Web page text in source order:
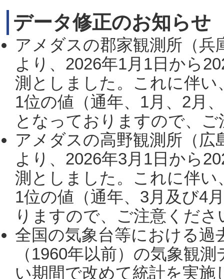
データ修正のお知らせ
アメダスの郡家観測所（
より、2026年1月1日から
測としました。これに伴い
1位の値（通年、1月、2月
となっておりますので、
アメダスの高野観測所（
より、2026年3月1日から
測としました。これに伴い
1位の値（通年、3月及び4
りますので、ご注意くだ
全国の気象台等における過
（1960年以前）の気象観
い期間で改めて統計を実